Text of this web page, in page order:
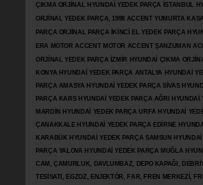
ÇIKMA ORJİNAL HYUNDAİ YEDEK PARÇA İSTANBUL
ORJİNAL YEDEK PARÇA, 1998 ACCENT YUMURTA
PARÇA ORJİNAL PARÇA İKİNCİ EL YEDEK PARÇA
ERA MOTOR ACCENT MOTOR ACCENT ŞANZUMAN
ORJİNAL YEDEK PARÇA İZMİR HYUNDAİ ÇIKMA
KONYA HYUNDAİ YEDEK PARÇA ANTALYA HYUNDAİ
PARÇA AMASYA HYUNDAİ YEDEK PARÇA SİVAS
PARÇA KARS HYUNDAİ YEDEK PARÇA AĞRI HYUNDAİ
MARDİN HYUNDAİ YEDEK PARÇA URFA HYUNDAİ
ÇANAKKALE HYUNDAİ YEDEK PARÇA EDİRNE
KARABÜK HYUNDAİ YEDEK PARÇA SAMSUN
PARÇA YALOVA HYUNDAİ YEDEK PARÇA MUĞLA
CAM, ÇAMURLUK, DAVLUMBAZ, DEPO KAPAĞI,
TESİSATI, EGZOZ, ENJEKTÖR,
FAR, FREN MERKEZİ,